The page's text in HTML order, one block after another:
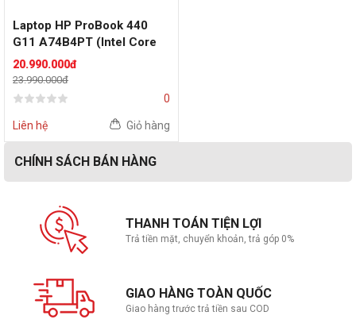
Laptop HP ProBook 440
G11 A74B4PT (Intel Core
Ultra 5 125U | 8 GB | 512GB
| 14 inch WUXGA | Win 11 |
Bạc)
20.990.000đ
23.990.000đ
0
Liên hệ Giỏ hàng
CHÍNH SÁCH BÁN HÀNG
THANH TOÁN TIỆN LỢI
Trả tiền mặt, chuyển khoản, trả góp 0%
GIAO HÀNG TOÀN QUỐC
Giao hàng trước trả tiền sau COD